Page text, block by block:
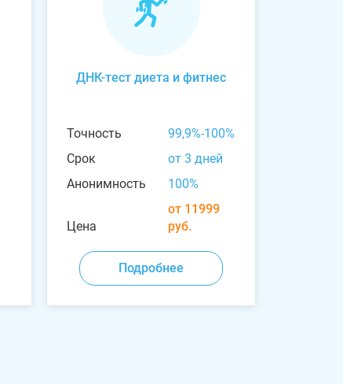
ДНК-тест диета и фитнес
Точность
99,9%-100%
Срок
от 3 дней
Анонимность
100%
Цена
от 11999
руб.
Подробнее